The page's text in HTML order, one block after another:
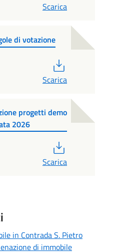
Scarica
di votazione
Scarica
progetti demo
2026
Scarica
in Contrada S. Pietro
di immobile